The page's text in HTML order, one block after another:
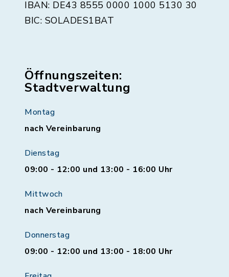
IBAN: DE43 8555 0000 1000 5130 30
BIC: SOLADES1BAT
Öffnungszeiten:
Stadtverwaltung
Montag
nach Vereinbarung
Dienstag
09:00 - 12:00 und 13:00 - 16:00 Uhr
Mittwoch
nach Vereinbarung
Donnerstag
09:00 - 12:00 und 13:00 - 18:00 Uhr